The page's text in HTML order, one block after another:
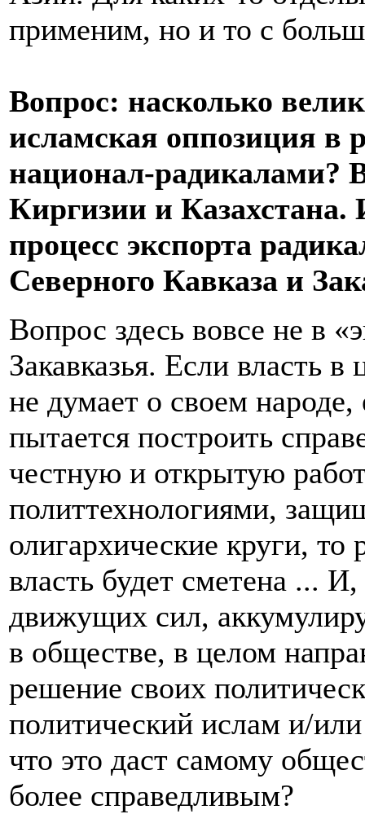
применим, но и то с
Вопрос: насколько
исламская оппозиция в
национал-радикалами?
Киргизии и Казахстана.
процесс экспорта
Северного Кавказа и
Вопрос здесь вовсе не в
Закавказья. Если власть
не думает о своем
пытается построить
честную и открытую
политтехнологиями,
олигархические круги, то
власть будет сметена ...
движущих сил,
в обществе, в целом
решение своих
политический ислам и/
что это даст самому
более справедливым?